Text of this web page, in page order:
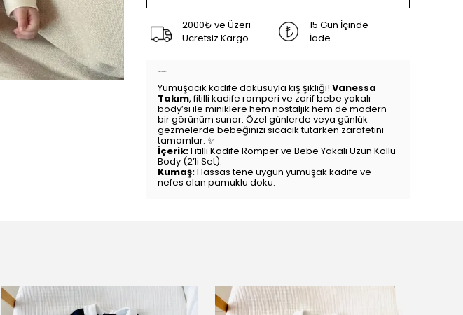
2000₺ ve Üzeri
Ücretsiz Kargo
15 Gün İçinde
İade
Yumuşacık kadife dokusuyla kış şıklığı! Vanessa
Takım, fitilli kadife romperi ve zarif bebe yakalı
body’si ile miniklere hem nostaljik hem de modern
bir görünüm sunar. Özel günlerde veya günlük
gezmelerde bebeğinizi sıcacık tutarken zarafetini
tamamlar. ✨
İçerik:Fitilli Kadife Romper ve Bebe Yakalı Uzun Kollu
Body (2’li Set).
Kumaş:Hassas tene uygun yumuşak kadife ve
nefes alan pamuklu doku.